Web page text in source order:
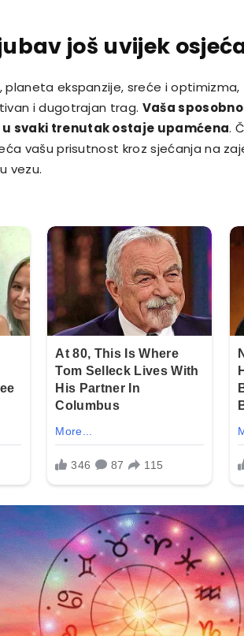
još uvijek
planeta ekspanzije, sreće i
i dugotrajan trag. Vaša
svaki trenutak ostaje upamćena.
vašu prisutnost kroz sjećanja na
vezu.